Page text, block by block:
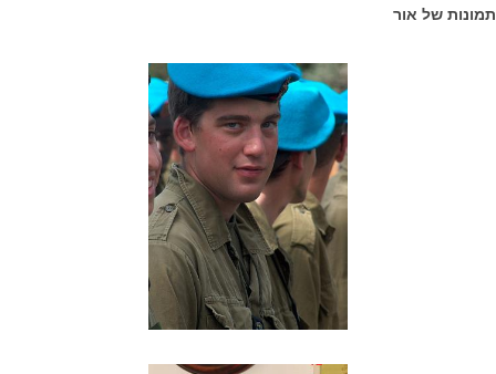
תמונות של אור